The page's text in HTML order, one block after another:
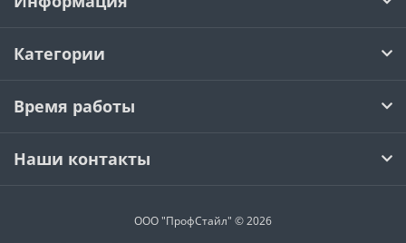
Категории
Время работы
Наши контакты
ООО "ПрофСтайл" © 2026